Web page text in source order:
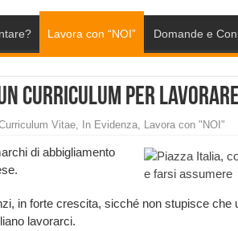
Lavora con “NOI” Domande e
curriculum per
Vitae, In Evidenza, Lavora con "NOI"
di abbigliamento
in forte crescita, sicché non stupisce
lavorarci.